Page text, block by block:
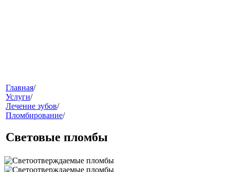
меню
Главная/
Услуги/
Лечение зубов/
Пломбирование/
Световые пломбы